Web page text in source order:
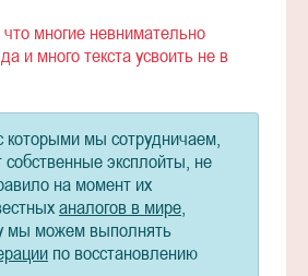
многие невнимательно
и много текста усвоить не в
которыми мы сотрудничаем,
эксплойты, не
на момент их
аналогов в мире,
мы можем выполнять
по восстановлению